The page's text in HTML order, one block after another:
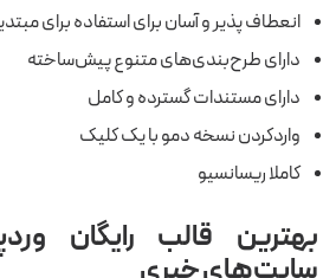
انعطاف پذیر و آسان برای استفاده برای
دارای طرح‌بندی‌های متنوع پیش‌ساخته
دارای مستندات گسترده و کامل
واردکردن نسخه دمو با یک کلیک
کاملا ریسانسیو
بهترین قالب رایگان